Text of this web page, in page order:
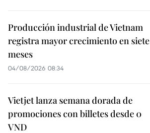
Producción industrial de Vietnam
registra mayor crecimiento en siete
meses
04/08/2026 08:34
Vietjet lanza semana dorada de
promociones con billetes desde 0
VND